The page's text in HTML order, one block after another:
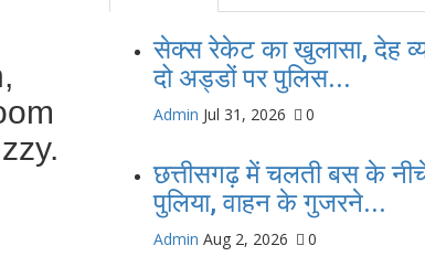
सेक्स रेकेट का खुलासा, देह
दो अड्डों पर पुलिस...
Admin Jul 31, 2026 0
छत्तीसगढ़ में चलती बस के
पुलिया, वाहन के गुजरने...
Admin Aug 2, 2026 0